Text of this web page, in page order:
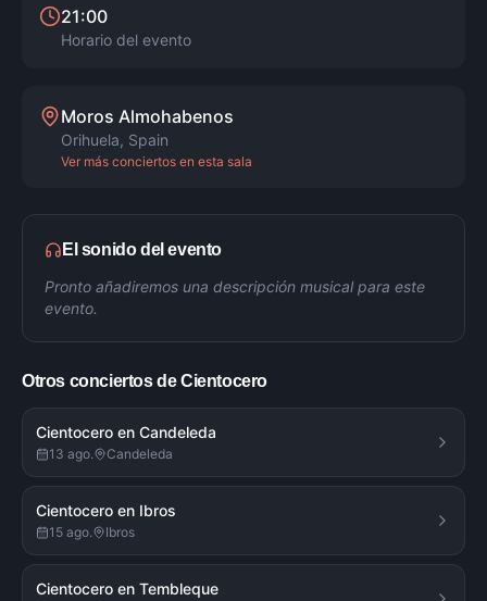
21:00
Horario del evento
Moros Almohabenos
Orihuela, Spain
Ver más conciertos en esta sala
El sonido del evento
Pronto añadiremos una descripción musical para este
evento.
Otros conciertos deCientocero
Cientocero en Candeleda
13 ago. Candeleda
Cientocero en Ibros
15 ago. Ibros
Cientocero en Tembleque